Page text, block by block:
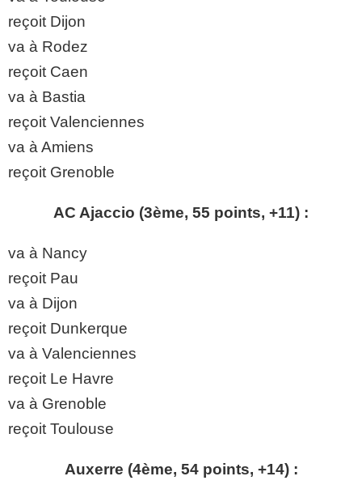
reçoit Dijon
va à Rodez
reçoit Caen
va à Bastia
reçoit Valenciennes
va à Amiens
reçoit Grenoble
AC Ajaccio (3ème, 55 points, +11) :
va à Nancy
reçoit Pau
va à Dijon
reçoit Dunkerque
va à Valenciennes
reçoit Le Havre
va à Grenoble
reçoit Toulouse
Auxerre (4ème, 54 points, +14) :